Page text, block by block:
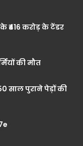
₹416 करोड़ के टेंडर
की मौत
साल पुराने पेड़ों की